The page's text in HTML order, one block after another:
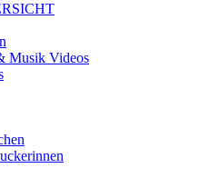
Musik Videos